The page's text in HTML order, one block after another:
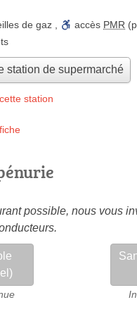
de gaz accès PMR
station de supermarché
station
possible, nous vous